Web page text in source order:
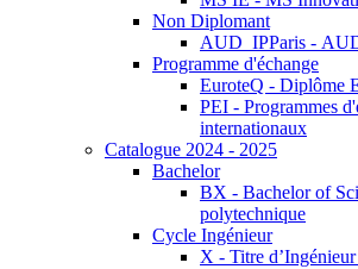
Non Diplomant
AUD_IPParis -
Programme d'échange
EuroteQ - Diplôme
PEI - Programmes
internationaux
Catalogue 2024 - 2025
Bachelor
BX - Bachelor of
polytechnique
Cycle Ingénieur
X - Titre